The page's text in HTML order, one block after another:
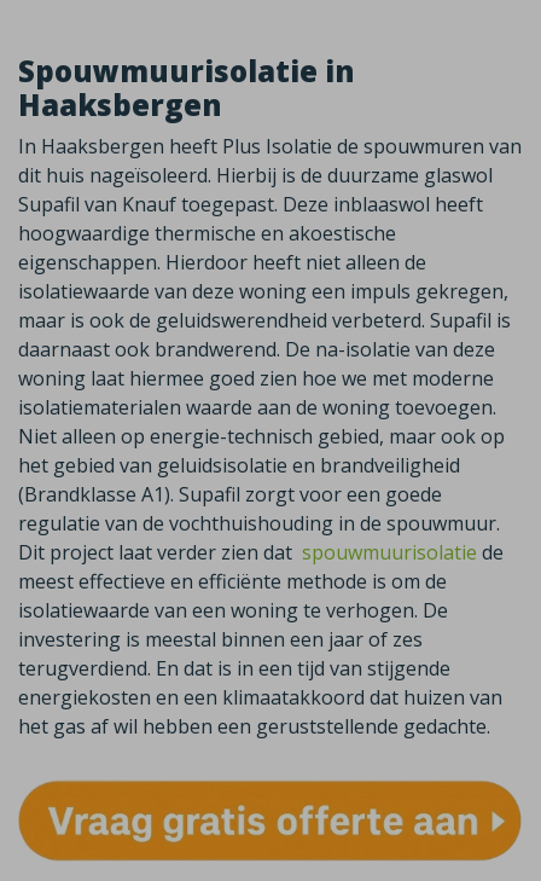
Spouwmuurisolatie in
Haaksbergen
In Haaksbergen heeft Plus Isolatie de spouwmuren van
dit huis nageïsoleerd. Hierbij is de duurzame glaswol
Supafil van Knauf toegepast. Deze inblaaswol heeft
hoogwaardige thermische en akoestische
eigenschappen. Hierdoor heeft niet alleen de
isolatiewaarde van deze woning een impuls gekregen,
maar is ook de geluidswerendheid verbeterd. Supafil is
daarnaast ook brandwerend. De na-isolatie van deze
woning laat hiermee goed zien hoe we met moderne
isolatiematerialen waarde aan de woning toevoegen.
Niet alleen op energie-technisch gebied, maar ook op
het gebied van geluidsisolatie en brandveiligheid
(Brandklasse A1). Supafil zorgt voor een goede
regulatie van de vochthuishouding in de spouwmuur.
Dit project laat verder zien dat spouwmuurisolatie de
meest effectieve en efficiënte methode is om de
isolatiewaarde van een woning te verhogen. De
investering is meestal binnen een jaar of zes
terugverdiend. En dat is in een tijd van stijgende
energiekosten en een klimaatakkoord dat huizen van
het gas af wil hebben een geruststellende gedachte.